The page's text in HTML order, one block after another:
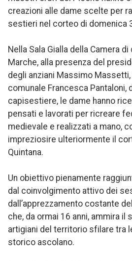
creazioni alle dame scelte per
sestieri nel corteo di domenica
Nella Sala Gialla della Camera
Marche, alla presenza del
degli anziani Massimo
comunale Francesca Pantaloni,
capisestiere, le dame hanno
pensati e lavorati per ricreare
medievale e realizzati a mano,
impreziosire ulteriormente il
Quintana.
Un obiettivo pienamente
dal coinvolgimento attivo dei
dall’apprezzamento costante
che, da ormai 16 anni, ammira il
artigiani del territorio sfilare tra
storico ascolano.